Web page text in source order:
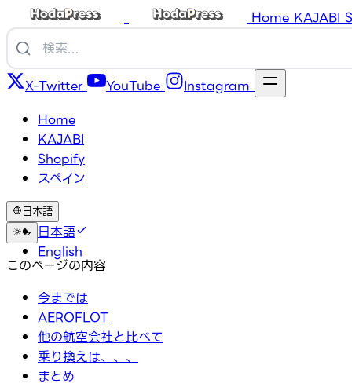
Home KAJABI
X-Twitter YouTube
Instagram
Home
KAJABI
Shopify
スペイン
日本語
日本語
English
このページの内容
今までは
AEROFLOT
他の航空会社と比べて
乗り換えは、、、
まとめ